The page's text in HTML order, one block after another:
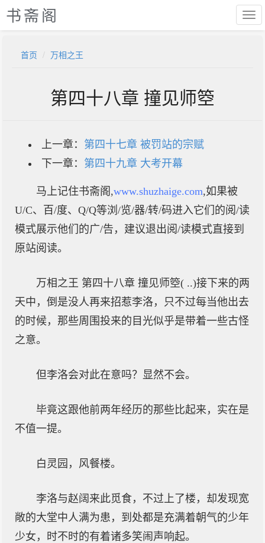
书斋阁
首页 万相之王
第四十八章 撞见师箜
上一章： 第四十七章 被罚站的宗赋
下一章： 第四十九章 大考开幕
马上记住书斋阁,www.shuzhaige.com,如果被
U/C、百/度、Q/Q等浏/览/器/转/码进入它们的阅/读
模式展示他们的广/告，建议退出阅/读模式直接到
原站阅读。
万相之王 第四十八章 撞见师箜( ..)接下来的两
天中，倒是没人再来招惹李洛，只不过每当他出去
的时候，那些周围投来的目光似乎是带着一些古怪
之意。
但李洛会对此在意吗？显然不会。
毕竟这跟他前两年经历的那些比起来，实在是
不值一提。
白灵园，风餐楼。
李洛与赵阔来此觅食，不过上了楼，却发现宽
敞的大堂中人满为患，到处都是充满着朝气的少年
少女，时不时的有着诸多笑闹声响起。